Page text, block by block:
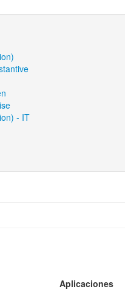
- IT
Aplicaciones